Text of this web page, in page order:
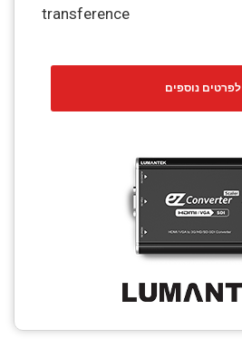
transference
לפרטים נוספים